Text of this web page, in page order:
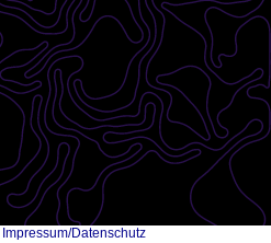
Impressum/Datenschutz